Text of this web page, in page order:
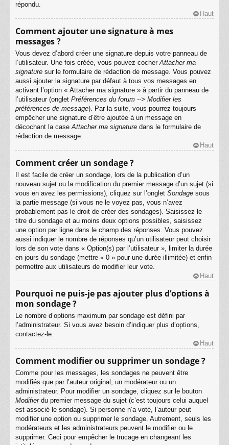
répondu.
Haut
Comment ajouter une signature à mes
messages ?
Vous devez d’abord créer une signature depuis votre panneau de
l’utilisateur. Une fois créée, vous pouvez cocherAttacher ma
signature sur le formulaire de rédaction de message. Vous pouvez
aussi ajouter la signature par défaut à tous vos messages en
activant l’option « Attacher ma signature » à partir du panneau de
l’utilisateur (onglet Préférences du forum --> Modifier les
préférences de message). Par la suite, vous pourrez toujours
empêcher une signature d’être ajoutée à un message en
décochant la caseAttacher ma signature dans le formulaire de
rédaction de message.
Haut
Comment créer un sondage ?
Il est facile de créer un sondage, lors de la publication d’un
nouveau sujet ou la modification du premier message d’un sujet (si
vous en avez les permissions), cliquez sur l’onglet Sondage sous
la partie message (si vous ne le voyez pas, vous n’avez
probablement pas le droit de créer des sondages). Saisissez le
titre du sondage et au moins deux options possibles, saisissez
une option par ligne dans le champ des réponses. Vous pouvez
aussi indiquer le nombre de réponses qu’un utilisateur peut choisir
lors de son vote dans « Option(s) par l’utilisateur », limiter la durée
en jours du sondage (mettre « 0 » pour une durée illimitée) et enfin
permettre aux utilisateurs de modifier leur vote.
Haut
Pourquoi ne puis-je pas ajouter plus d’options à
mon sondage ?
Le nombre d’options maximum par sondage est défini par
l’administrateur. Si vous avez besoin d’indiquer plus d’options,
contactez-le.
Haut
Comment modifier ou supprimer un sondage ?
Comme pour les messages, les sondages ne peuvent être
modifiés que par l’auteur original, un modérateur ou un
administrateur. Pour modifier un sondage, cliquez sur le bouton
Modifierdu premier message du sujet (c’est toujours celui auquel
est associé le sondage). Si personne n’a voté, l’auteur peut
modifier une option ou supprimer le sondage. Autrement, seuls les
modérateurs et les administrateurs peuvent le modifier ou le
supprimer. Ceci pour empêcher le trucage en changeant les